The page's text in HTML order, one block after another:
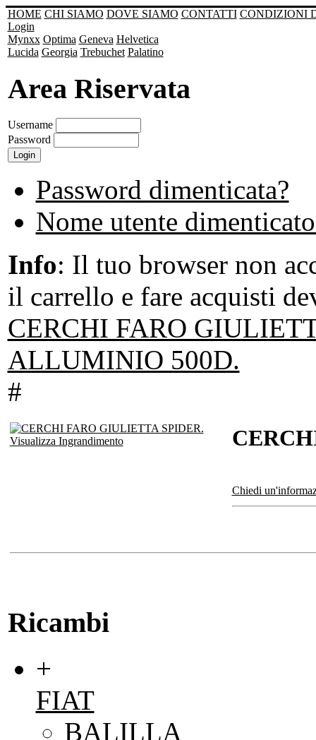
HOME CHI SIAMO DOVE SIAMO CONTATTI CONDIZIONI
Login
Mynxx Optima Geneva Helvetica
Lucida Georgia Trebuchet Palatino
Area Riservata
Username
Password
Password dimenticata?
Nome utente
Info: Il tuo browser non
il carrello e fare acquisti
CERCHI FARO
ALLUMINIO 500D.
#
Visualizza Ingrandimento
Chiedi
Ricambi
+
FIAT
BALILLA